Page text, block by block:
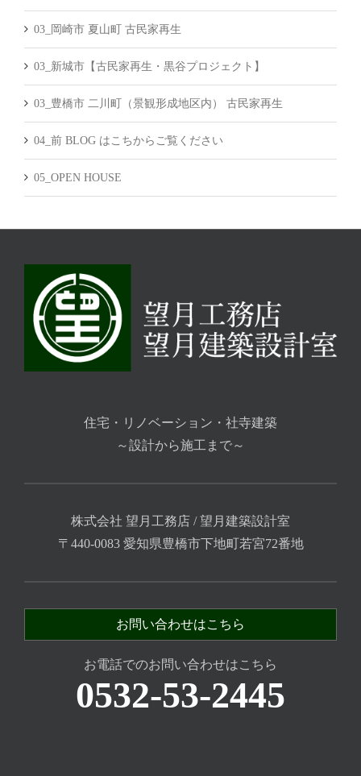
03_岡崎市 夏山町 古民家再生
03_新城市【古民家再生・黒谷プロジェクト】
03_豊橋市 二川町（景観形成地区内） 古民家再生
04_前 BLOG はこちからご覧ください
05_OPEN HOUSE
住宅・リノベーション・社寺建築
～設計から施工まで～
株式会社 望月工務店 / 望月建築設計室
〒440-0083 愛知県豊橋市下地町若宮72番地
お問い合わせはこちら
お電話でのお問い合わせはこちら
0532-53-2445